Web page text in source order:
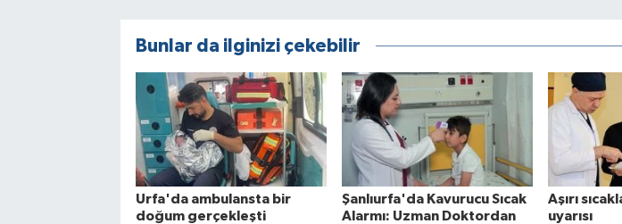
Bunlar da ilginizi çekebilir
Urfa'da ambulansta bir
doğum gerçekleşti
Şanlıurfa'da Kavurucu Sıcak
Alarmı: Uzman Doktordan
Aşırı
uyarısı